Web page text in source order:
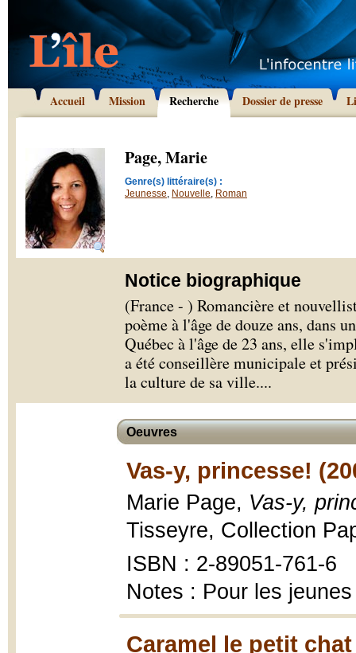
Accueil Mission Recherche Dossier de presse
Page, Marie
Genre(s) littéraire(s) :
Jeunesse, Nouvelle, Roman
Notice biographique
(France - ) Romancière et
poème à l'âge de douze ans, dans
Québec à l'âge de 23 ans, elle
a été conseillère municipale et
la culture de sa ville....
Oeuvres
Vas-y, princesse!
Marie Page, Vas-y,
Tisseyre, Collection
ISBN : 2-89051-761-6
Notes : Pour les
Caramel le petit chat